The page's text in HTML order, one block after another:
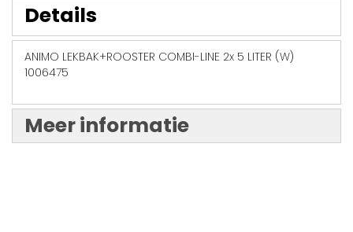
Details
ANIMO LEKBAK+ROOSTER COMBI-LINE 2x 5 LITER (W)
1006475
Meer informatie